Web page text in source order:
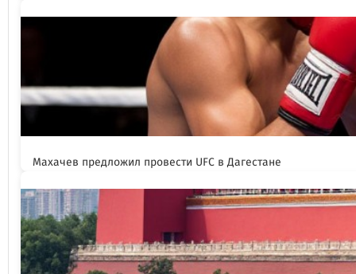
Махачев предложил провести UFC в Дагестане